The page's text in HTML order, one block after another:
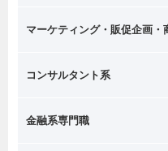
マーケティング・販促企画・
コンサルタント系
金融系専門職